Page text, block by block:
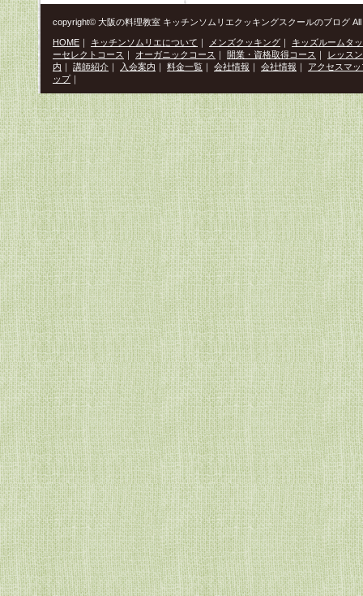
copyright© 大阪の料理教室 キッチンソムリエクッキングスクールのブログ
HOME ｜ キッチンソムリエについて ｜ メンズクッキング ｜
キッズルームタ
ーセレクトコース ｜ オーガニックコース ｜ 開業・資格取得コース ｜
レッス
内 ｜ 講師紹介 ｜ 入会案内 ｜ 料金一覧 ｜ 会社情報 ｜ 会社情報 ｜
アクセスマッ
ップ｜